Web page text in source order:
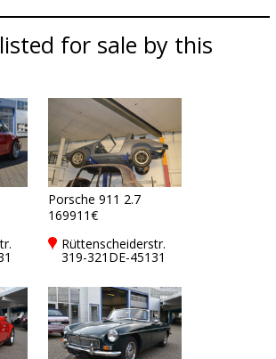
for sale by this
Porsche 911 2.7
169911€
Rüttenscheiderstr.
319-321DE-45131